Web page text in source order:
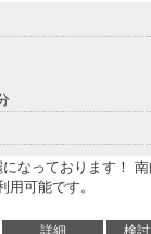
なっております！
可能です。
詳細
検